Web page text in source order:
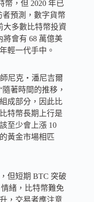
幣，但 2020 年已
者預測，數字貨幣
大多數比特幣投資
將會有 68 萬億美
輕一代手中。
尼克・潘尼吉爾
著時間的推移，
成部分，因此比
特幣長期上行是
至少會上漲 10
黃金市場相匹
但短期 BTC 突破
緒，比特幣難免
，交易者應注意